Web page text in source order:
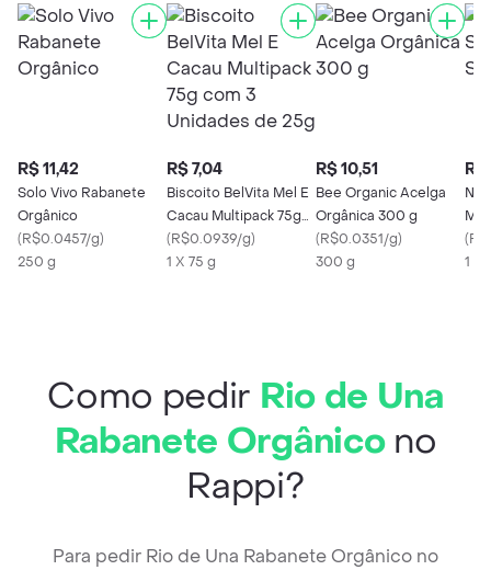
R$ 11,42
Solo Vivo Rabanete
Orgânico
(R$0.0457/g)
250 g
R$ 7,04
Biscoito BelVita Mel E
Cacau Multipack 75g
com 3 Unidades de
25g
(R$0.0939/g)
1 X 75 g
R$ 10,51
Bee Organic Acelga
Orgânica 300 g
(R$0.0351/g)
300 g
R$
(
1 X
Como pedir Rio de Una
Rabanete Orgânicono
Rappi?
Para pedir Rio de Una Rabanete Orgânico no